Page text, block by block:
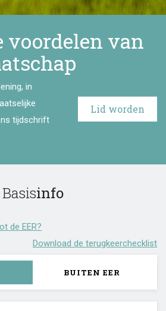
voordelen van
in
tijdschrift
Lid worden
Basisinfo
de EER?
Download de terugkeerchecklist
BUITEN EER